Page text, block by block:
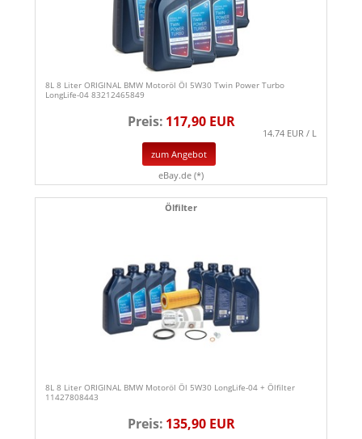
8L 8 Liter ORIGINAL BMW Motoröl Öl 5W30 Twin Power Turbo
LongLife-04 83212465849
Preis: 117,90 EUR
14.74 EUR / L
zum Angebot
eBay.de (*)
Ölfilter
8L 8 Liter ORIGINAL BMW Motoröl Öl 5W30 LongLife-04 + Ölfilter
11427808443
Preis: 135,90 EUR